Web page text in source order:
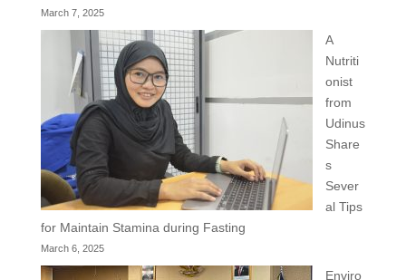
March 7, 2025
A
Nutriti
onist
from
Udinus
Share
s
Sever
al Tips
for Maintain Stamina during Fasting
March 6, 2025
Enviro